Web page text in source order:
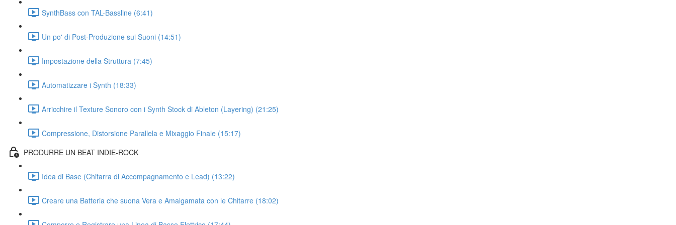
SynthBass con TAL-Bassline (6:41)
Un po' di Post-Produzione sui Suoni (14:51)
Impostazione della Struttura (7:45)
Automatizzare i Synth (18:33)
Arricchire il Texture Sonoro con i Synth Stock di Ableton (Layering) (21:25)
Compressione, Distorsione Parallela e Mixaggio Finale (15:17)
PRODURRE UN BEAT INDIE-ROCK
Idea di Base (Chitarra di Accompagnamento e Lead) (13:22)
Creare una Batteria che suona Vera e Amalgamata con le Chitarre (18:02)